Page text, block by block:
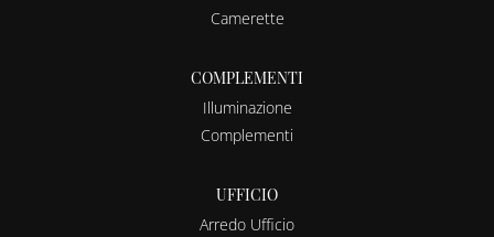
Camerette
COMPLEMENTI
Illuminazione
Complementi
UFFICIO
Arredo Ufficio